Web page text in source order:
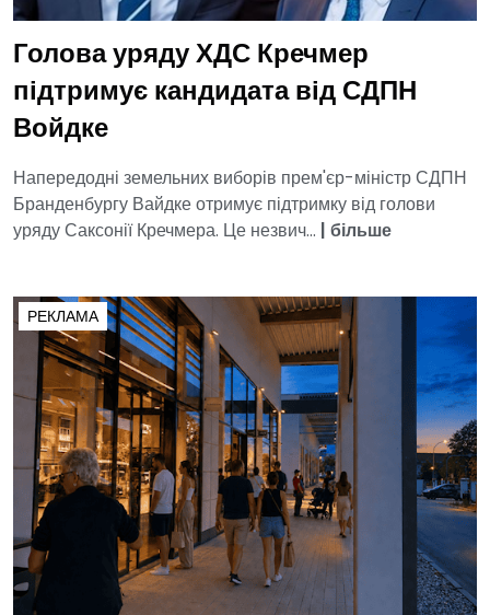
Голова уряду ХДС Кречмер
підтримує кандидата від СДПН
Войдке
Напередодні земельних виборів прем'єр-міністр СДПН
Бранденбургу Вайдке отримує підтримку від голови
уряду Саксонії Кречмера. Це незвич... | більше
РЕКЛАМА